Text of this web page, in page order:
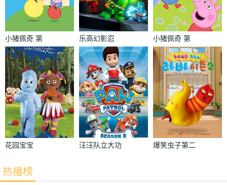
小猪佩奇 第
一季
乐高幻影忍
者：神龙崛起
小猪佩奇 第
四季
花园宝宝
汪汪队立大功
爆笑虫子第二
热播榜